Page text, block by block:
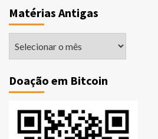
Matérias Antigas
Doação em Bitcoin